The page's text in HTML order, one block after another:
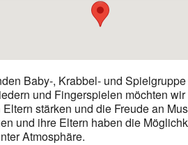
Baby-, Krabbel- und
und Fingerspielen möchten
stärken und die Freude an
und ihre Eltern haben die
Atmosphäre.